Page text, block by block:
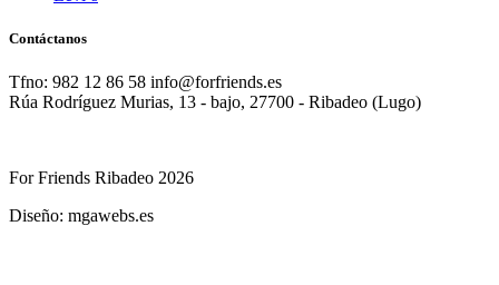
Contáctanos
Tfno: 982 12 86 58 info@forfriends.es
Rúa Rodríguez Murias, 13 - bajo, 27700 - Ribadeo (Lugo)
For Friends Ribadeo 2026
Diseño: mgawebs.es